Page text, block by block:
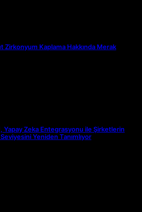
Zirkonyum Kaplama Hakkında Merak
Yapay Zeka Entegrasyonu ile Şirketlerin
Yeniden Tanımlıyor